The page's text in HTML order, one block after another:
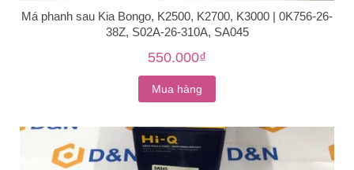
Má phanh sau Kia Bongo, K2500, K2700, K3000 | 0K756-26-
38Z, S02A-26-310A, SA045
550.000₫
Mua hàng